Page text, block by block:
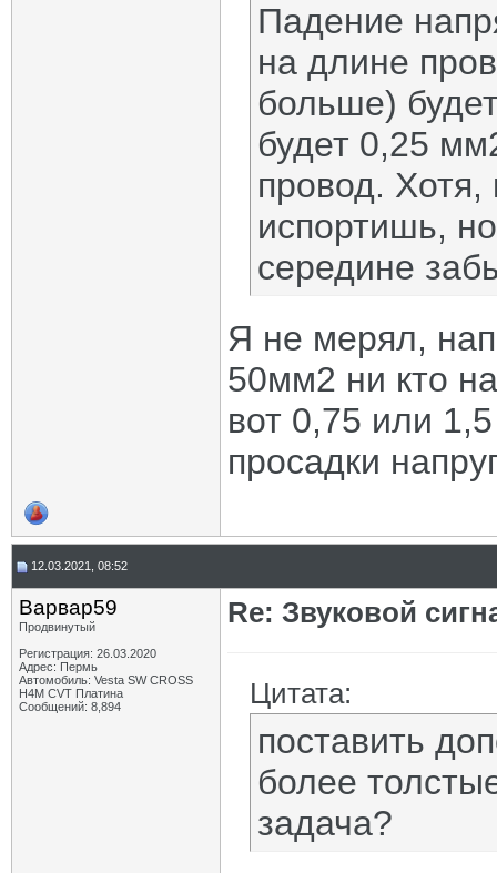
Падение
на длине
больше)
будет 0,25
провод. Хотя,
испортишь,
середине
Я не мерял,
50мм2 ни кто
вот 0,75 или
просадки
12.03.2021, 08:52
Варвар59
Продвинутый
Регистрация: 26.03.2020
Адрес: Пермь
Автомобиль: Vesta SW CROSS
H4M CVT Платина
Сообщений: 8,894
Re: Звуковой
Цитата:
поставить
более
задача?